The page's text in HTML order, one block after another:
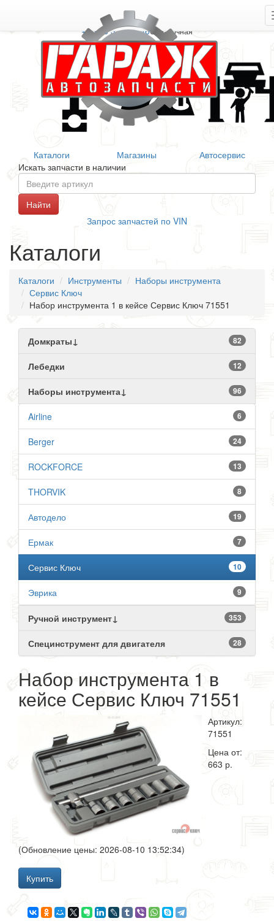
+7 906 377 46 46Справочная
Каталоги Магазины
Автосервис
Искать запчасти в наличии
Запрос запчастей по VIN
Каталоги
Каталоги Инструменты
Наборы инструмента
Сервис Ключ
Набор инструмента 1 в кейсе Сервис Ключ 71551
Домкраты↓ 82
Лебедки 12
Наборы инструмента↓ 96
6
Airline
24
Berger
13
ROCKFORCE
8
THORVIK
19
Автодело
7
Ермак
10
Сервис Ключ
9
Эврика
Ручной инструмент↓ 353
Специнструмент для двигателя 28
Набор инструмента 1 в
кейсе Сервис Ключ 71551
Артикул:
71551
Цена от:
663 р.
(Обновление цены: 2026-08-10 13:52:34)
Купить